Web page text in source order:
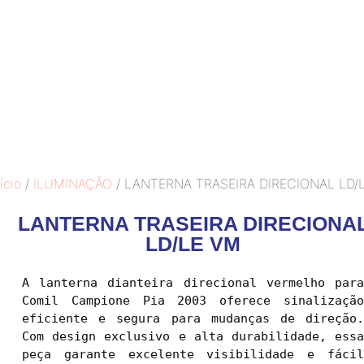
/ ILUMINAÇÃO / LANTERNA TRASEIRA DIRECIONAL LD/
LANTERNA TRASEIRA
LD/LE VM
A lanterna dianteira direcional vermelho para
Comil Campione Pia 2003 oferece sinalização
eficiente e segura para mudanças de direção.
Com design exclusivo e alta durabilidade, essa
peça garante excelente visibilidade e fácil